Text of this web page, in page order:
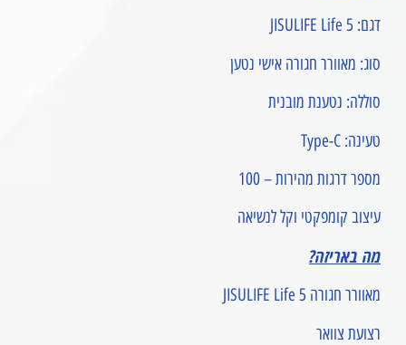
דגם: JISULIFE Life 5
סוג: מאוורר חגורה אישי נטען
סוללה: נטענת מובנית
טעינה: Type-C
מספר דרגות מהירות – 100
עיצוב קומפקטי וקל לנשיאה
מה באריזה?
מאוורר חגורה JISULIFE Life 5
רצועת צוואר